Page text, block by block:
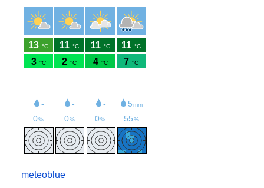
meteoblue